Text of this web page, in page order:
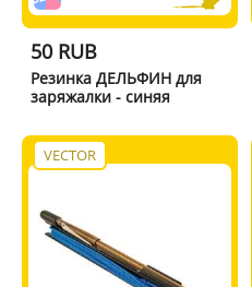
50 RUB
Резинка ДЕЛЬФИН для
заряжалки - синяя
VECTOR